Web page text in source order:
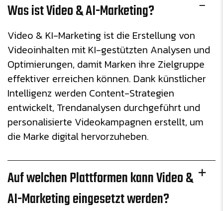
Was ist Video & AI-Marketing?
Video & KI-Marketing ist die Erstellung von
Videoinhalten mit KI-gestützten Analysen und
Optimierungen, damit Marken ihre Zielgruppe
effektiver erreichen können. Dank künstlicher
Intelligenz werden Content-Strategien
entwickelt, Trendanalysen durchgeführt und
personalisierte Videokampagnen erstellt, um
die Marke digital hervorzuheben.
Auf welchen Plattformen kann Video &
AI-Marketing eingesetzt werden?